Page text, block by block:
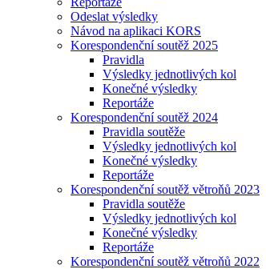
Odeslat výsledky
Návod na aplikaci KORS
Korespondenční soutěž 2025
Pravidla
Výsledky jednotlivých kol
Konečné výsledky
Reportáže
Korespondenční soutěž 2024
Pravidla soutěže
Výsledky jednotlivých kol
Konečné výsledky
Reportáže
Korespondenční soutěž větroňů 2023
Pravidla soutěže
Výsledky jednotlivých kol
Konečné výsledky
Reportáže
Korespondenční soutěž větroňů 2022